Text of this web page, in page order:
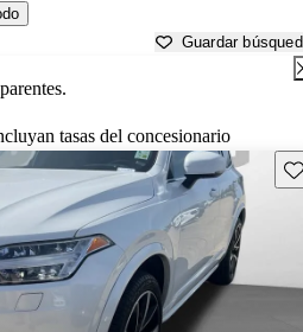
Guardar
tasas del concesionario